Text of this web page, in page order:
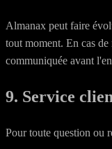
Almanax peut faire
tout moment. En cas
communiquée avant
9. Service
Pour toute question ou